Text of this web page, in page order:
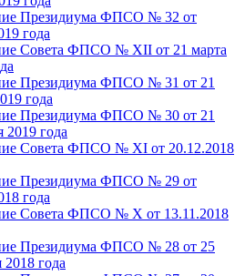
Президиума ФПСО № 32 от
года
Совета ФПСО № XII от 21 марта
Президиума ФПСО № 31 от 21
года
Президиума ФПСО № 30 от 21
2019 года
Совета ФПСО № XI от 20.12.2018
Президиума ФПСО № 29 от
года
Совета ФПСО № X от 13.11.2018
Президиума ФПСО № 28 от 25
2018 года